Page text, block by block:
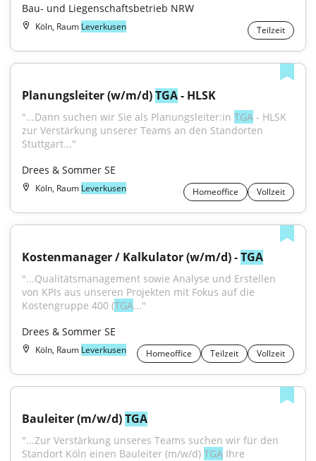
Bau- und Liegenschaftsbetrieb NRW
Köln, Raum Leverkusen Teilzeit
Planungsleiter (w/m/d) TGA - HLSK
"...Dann suchen wir Sie als Planungsleiter:in TGA - HLSK
zur Verstärkung unserer Teams an den Standorten
Stuttgart..."
Drees & Sommer SE
Köln, Raum Leverkusen Homeoffice Vollzeit
Kostenmanager / Kalkulator (w/m/d) - TGA
"...Qualitätsmanagement sowie Analyse und Erstellen
von KPIs aus unseren Projekten mit Fokus auf die
Kostengruppe 400 (TGA..."
Drees & Sommer SE
Köln, Raum Leverkusen Homeoffice Teilzeit Vollzeit
Bauleiter (m/w/d) TGA
"...Zur Verstärkung unseres Teams suchen wir für den
Standort Köln einen Bauleiter (m/w/d) TGA Ihre